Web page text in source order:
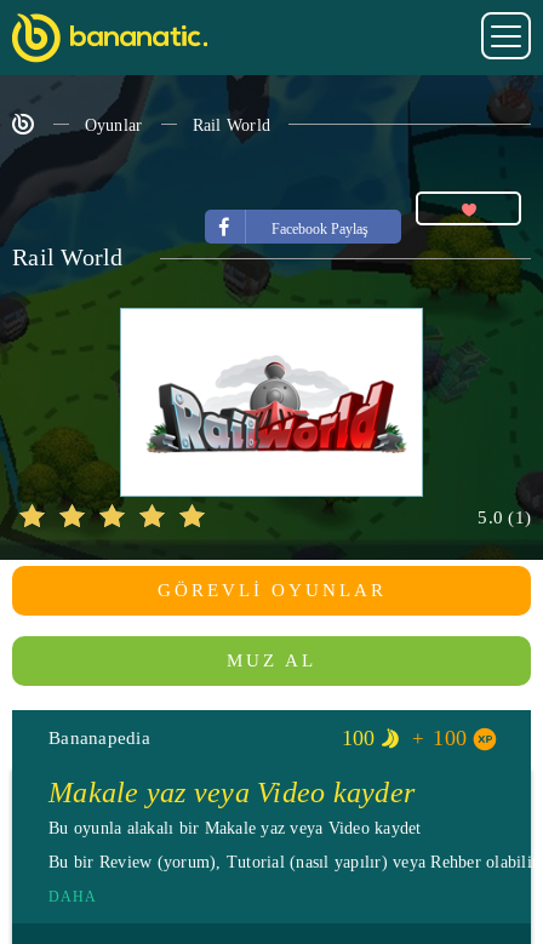
Oyunlar Rail World
Facebook Paylaş
Rail World
5.0 (1)
GÖREVLI OYUNLAR
MUZ AL
Bananapedia 100 100
Makale yaz veya Video kayder
Bu oyunla alakalı bir Makale yaz veya Video kaydet
Bu bir Review (yorum), Tutorial (nasıl yapılır) veya Rehber
DAHA